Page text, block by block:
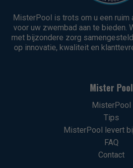
MisterPool is trots om u een ruim
voor uw zwembad aan te bieden.
met bijzondere zorg
op innovatie, kwaliteit en
Mister Pool
MisterPool
Tips
MisterPool levert
FAQ
Contact